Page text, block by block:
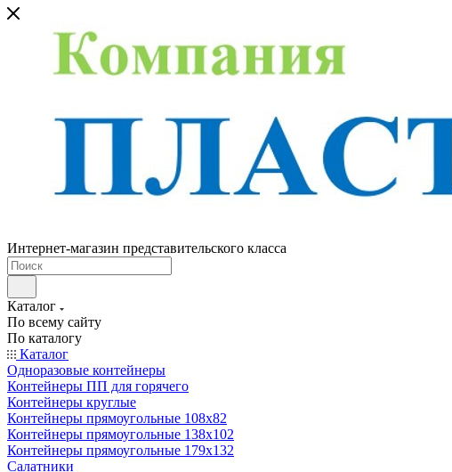
Интернет-магазин представительского класса
Каталог
По всему сайту
По каталогу
Каталог
Одноразовые контейнеры
Контейнеры ПП для горячего
Контейнеры круглые
Контейнеры прямоугольные 108х82
Контейнеры прямоугольные 138х102
Контейнеры прямоугольные 179х132
Салатники